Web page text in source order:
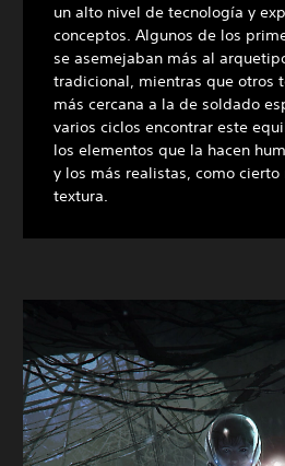
un alto nivel de tecnología y
conceptos. Algunos de los
se asemejaban más al
tradicional, mientras que otros
más cercana a la de soldado
varios ciclos encontrar este
los elementos que la hacen
y los más realistas, como
textura.